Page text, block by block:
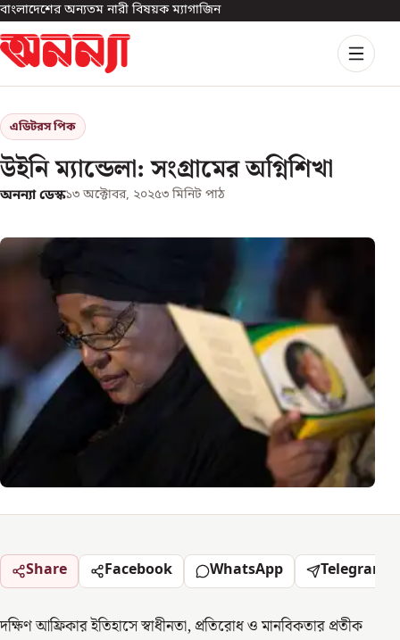
বাংলাদেশের অন্যতম নারী বিষয়ক ম্যাগাজিন
এডিটরস পিক
উইনি ম্যান্ডেলা: সংগ্রামের অগ্নিশিখা
অনন্যা ডেস্ক১৩ অক্টোবর, ২০২৫৩ মিনিট পাঠ
Share Facebook WhatsApp Telegram
দক্ষিণ আফ্রিকার ইতিহাসে স্বাধীনতা, প্রতিরোধ ও মানবিকতার প্রতীক